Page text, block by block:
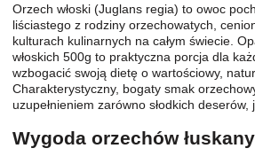
Orzech włoski (Juglans regia) to owoc
liściastego z rodziny orzechowatych,
kulturach kulinarnych na całym świecie.
włoskich 500g to praktyczna porcja dla
wzbogacić swoją dietę o wartościowy,
Charakterystyczny, bogaty smak
uzupełnieniem zarówno słodkich deserów,
Wygoda orzechów